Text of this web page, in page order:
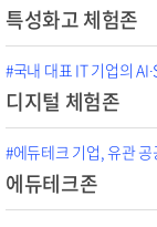
특성화고 체험존
#국내 대표 IT 기업의
디지털 체험존
#에듀테크 기업, 유관
에듀테크존